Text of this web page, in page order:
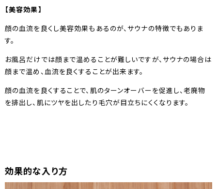
【美容効果】
顔の血流を良くし美容効果もあるのが、サウナの特徴でもありま
す。
お風呂だけでは顔まで温めることが難しいですが、サウナの場合は
顔まで温め、血流を良くすることが出来ます。
顔の血流を良くすることで、肌のターンオーバーを促進し、老廃物
を排出し、肌にツヤを出したり毛穴が目立ちにくくなります。
効果的な入り方